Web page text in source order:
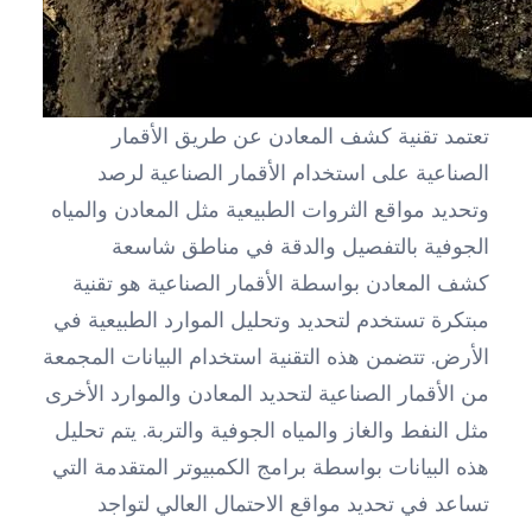
تعتمد تقنية كشف المعادن عن طريق الأقمار
الصناعية على استخدام الأقمار الصناعية لرصد
وتحديد مواقع الثروات الطبيعية مثل المعادن والمياه
الجوفية بالتفصيل والدقة في مناطق شاسعة
كشف المعادن بواسطة الأقمار الصناعية هو تقنية
مبتكرة تستخدم لتحديد وتحليل الموارد الطبيعية في
الأرض. تتضمن هذه التقنية استخدام البيانات المجمعة
من الأقمار الصناعية لتحديد المعادن والموارد الأخرى
مثل النفط والغاز والمياه الجوفية والتربة. يتم تحليل
هذه البيانات بواسطة برامج الكمبيوتر المتقدمة التي
تساعد في تحديد مواقع الاحتمال العالي لتواجد